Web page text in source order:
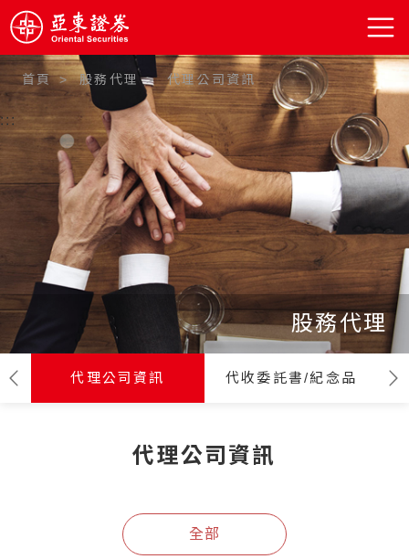
:::
首頁 股務代理 代理公司資訊
股務代理
代理公司資訊 代收委託書/紀念品
代理公司資訊
全部